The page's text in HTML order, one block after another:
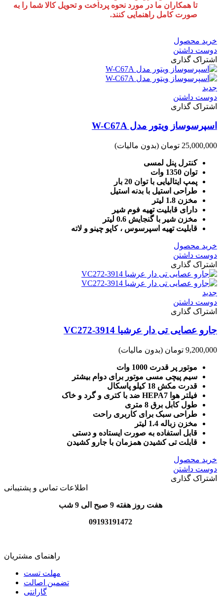
تا همکاران ما در مورد نحوه پرداخت و تحویل کالا شما را به
صورت کامل راهنمایی کنند.
خرید محصول
دوست داشتن
اشتراک گذاری
جدید
دوست داشتن
اشتراک گذاری
اسپرسوساز ویتور مدل W-C67A
25,000,000 تومان (بدون مالیات)
کنترل پنل لمسی
توان 1350 وات
پمپ ایتالیایی با توان 20 بار
طراحی استیل با بدنه استیل
مخزن 1.8 لیتر
دارای قابلیت تهیه فوم شیر
مخزن شیر با گنجایش 0.6 لیتر
قابلیت تهیه اسپرسوس ، کاپو چینو و لاته
خرید محصول
دوست داشتن
اشتراک گذاری
جدید
دوست داشتن
اشتراک گذاری
جارو عصایی تی دار عرشیا VC272-3914
9,200,000 تومان (بدون مالیات)
موتور پر قدرت 1000 وات
سیم پیچی مسی موتور برای دوام بیشتر
قدرت مکش 18 کیلو پاسکال
فیلتر هوا HEPA7 ضد با کتری و گرد و خاک
طول کابل برق 8 متری
طراحی سبک برای کاربری راحت
مخزن زباله 1.4 لیتر
قابل استفاده به صورت ایستاده و دستی
قابلت تی کشیدن همزمان با جارو کشیدن
خرید محصول
دوست داشتن
اشتراک گذاری
اطلاعات تماس و پشتیبانی
هفت روز هفته 9 صبح الی 9 شب
09193191472
راهنمای مشتریان
مهلت تست
تضمین اصالت
گارانتی